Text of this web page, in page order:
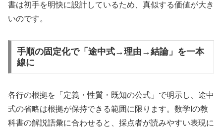
書は初手を明快に設計しているため、真似する価値が大き
いのです。
手順の固定化で「途中式→理由→結論」を一本
線に
各行の根拠を「定義・性質・既知の公式」で明示し、途中
式の省略は根拠が保持できる範囲に限ります。数学Iの教
科書の解説語彙に合わせると、採点者が読みやすい表現に